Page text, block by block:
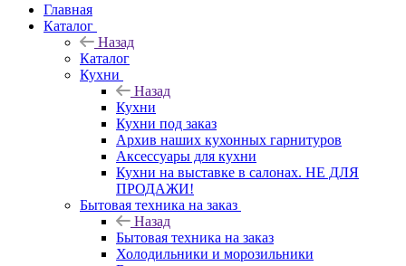
Главная
Каталог
Назад
Каталог
Кухни
Назад
Кухни
Кухни под заказ
Архив наших кухонных гарнитуров
Аксессуары для кухни
Кухни на выставке в салонах. НЕ ДЛЯ
ПРОДАЖИ!
Бытовая техника на заказ
Назад
Бытовая техника на заказ
Холодильники и морозильники